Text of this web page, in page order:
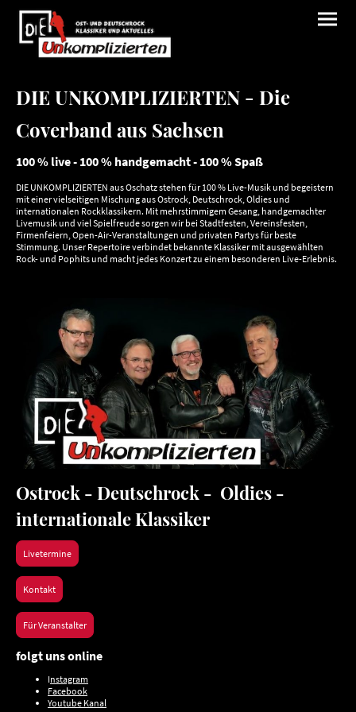
DIE UNKOMPLIZIERTEN - Die
Coverband aus Sachsen
100 % live - 100 % handgemacht - 100 % Spaß
DIE UNKOMPLIZIERTEN aus Oschatz stehen für 100 % Live-Musik und begeistern
mit einer vielseitigen Mischung aus Ostrock, Deutschrock, Oldies und
internationalen Rockklassikern. Mit mehrstimmigem Gesang, handgemachter
Livemusik und viel Spielfreude sorgen wir bei Stadtfesten, Vereinsfesten,
Firmenfeiern, Open-Air-Veranstaltungen und privaten Partys für beste
Stimmung. Unser Repertoire verbindet bekannte Klassiker mit ausgewählten
Rock- und Pophits und macht jedes Konzert zu einem besonderen Live-Erlebnis.
Ostrock - Deutschrock - Oldies -
internationale Klassiker
Livetermine
Kontakt
Für Veranstalter
folgt uns online
Instagram
Facebook
Youtube Kanal